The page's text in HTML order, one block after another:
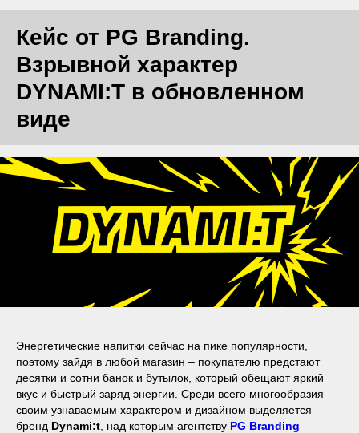
Кейс от PG Branding.
Взрывной характер
DYNAMI:T в обновленном
виде
Энергетические напитки сейчас на пике популярности,
поэтому зайдя в любой магазин – покупателю предстают
десятки и сотни банок и бутылок, который обещают яркий
вкус и быстрый заряд энергии. Среди всего многообразия
своим узнаваемым характером и дизайном выделяется
бренд Dynami:t , над которым агентству PG Branding